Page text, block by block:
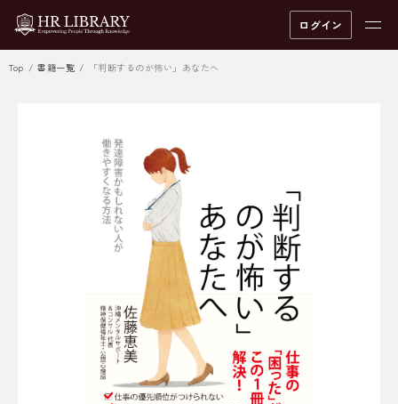
ログイン
Top 書籍一覧 「判断するのが怖い」あなたへ